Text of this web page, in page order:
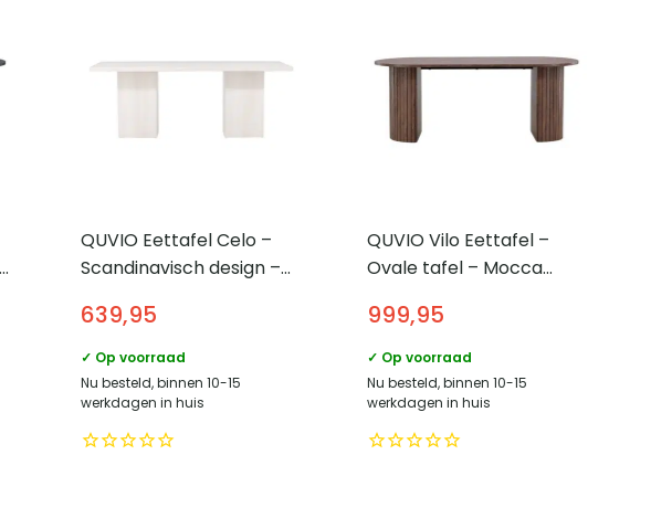
QUVIO Eettafel Celo –
Scandinavisch design –
639,95
✓ Op voorraad
Nu besteld, binnen 10-15
werkdagen in huis
QUVIO Vilo Eettafel –
Ovale tafel – Mocca
90×200 cm
999,95
✓ Op voorraad
Nu besteld, binnen 10-15
werkdagen in huis